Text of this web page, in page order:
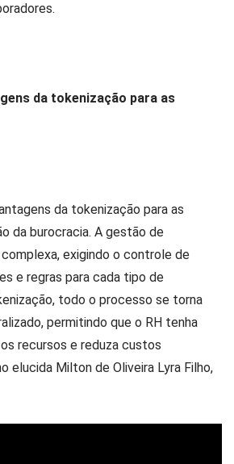
da tokenização para as
da tokenização para as
da burocracia. A gestão de
exigindo o controle de
e regras para cada tipo de
todo o processo se torna
permitindo que o RH tenha
recursos e reduza custos
elucida Milton de Oliveira Lyra Filho,